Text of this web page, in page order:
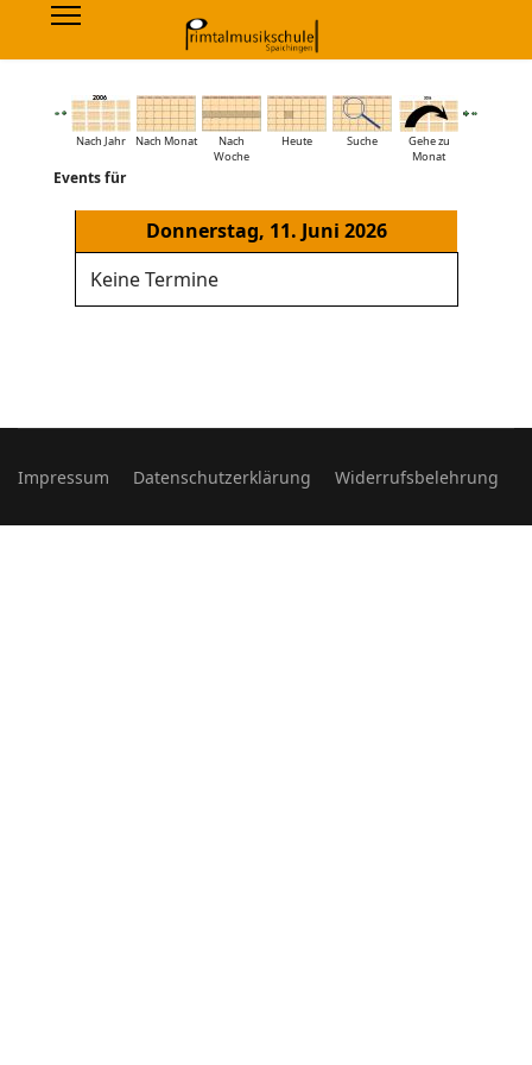
Nach Jahr Nach Monat
Nach
Woche
Heute Suche
Gehe zu
Monat
Events für
Donnerstag, 11. Juni 2026
Keine Termine
Impressum Datenschutzerklärung Widerrufsbelehrung